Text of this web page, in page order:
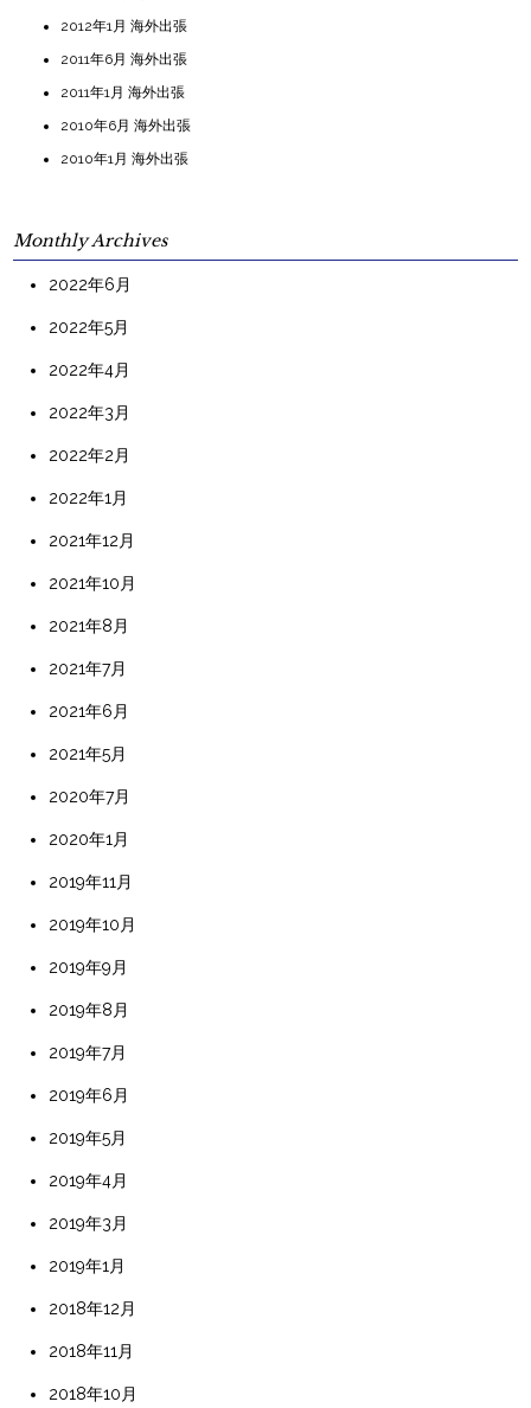
2012年1月 海外出張
2011年6月 海外出張
2011年1月 海外出張
2010年6月 海外出張
2010年1月 海外出張
Monthly Archives
2022年6月
2022年5月
2022年4月
2022年3月
2022年2月
2022年1月
2021年12月
2021年10月
2021年8月
2021年7月
2021年6月
2021年5月
2020年7月
2020年1月
2019年11月
2019年10月
2019年9月
2019年8月
2019年7月
2019年6月
2019年5月
2019年4月
2019年3月
2019年1月
2018年12月
2018年11月
2018年10月